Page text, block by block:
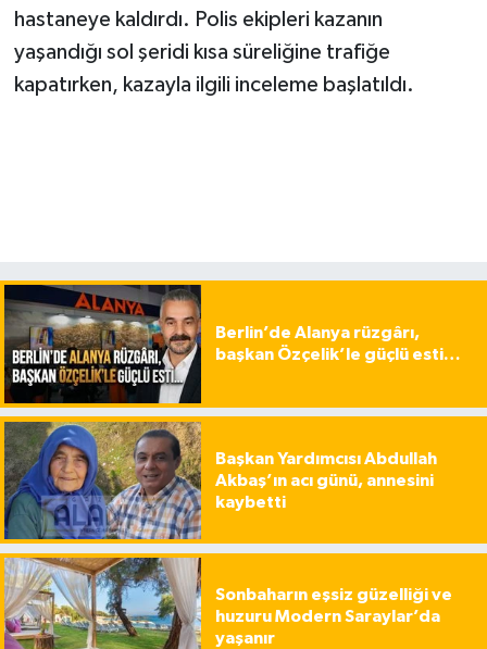
hastaneye kaldırdı. Polis ekipleri kazanın
yaşandığı sol şeridi kısa süreliğine trafiğe
kapatırken, kazayla ilgili inceleme başlatıldı.
Berlin’de Alanya rüzgârı,
başkan Özçelik’le güçlü esti…
Başkan Yardımcısı Abdullah
Akbaş’ın acı günü, annesini
kaybetti
Sonbaharın eşsiz güzelliği ve
huzuru Modern Saraylar’da
yaşanır